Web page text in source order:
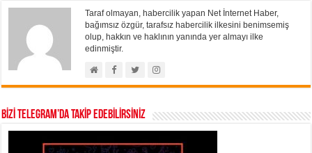
Taraf olmayan, habercilik yapan Net İnternet Haber,
bağımsız özgür, tarafsız habercilik ilkesini benimsemiş
olup, hakkın ve haklının yanında yer almayı ilke
edinmiştir.
BİZİ TELEGRAM’DA TAKİP EDEBİLİRSİNİZ